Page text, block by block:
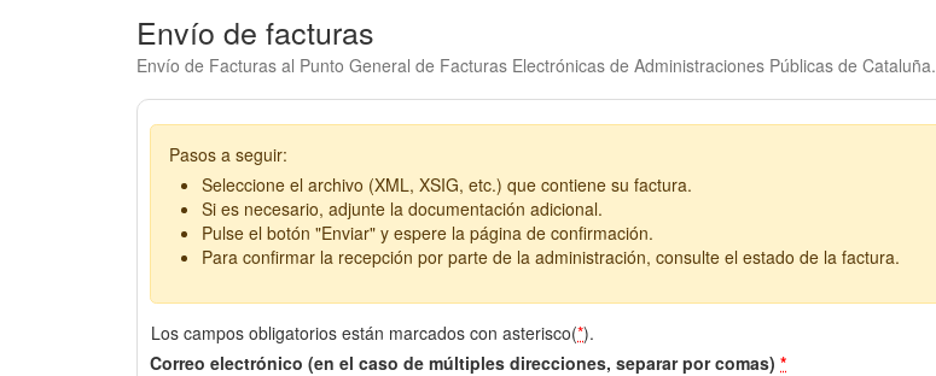
Envío de facturas
Envío de Facturas al Punto General de Facturas Electrónicas de Administraciones Públicas de Cataluña.
Pasos a seguir:
Seleccione el archivo (XML, XSIG, etc.) que contiene su factura.
Si es necesario, adjunte la documentación adicional.
Pulse el botón "Enviar" y espere la página de confirmación.
Para confirmar la recepción por parte de la administración, consulte el estado de la factura.
Los campos obligatorios están marcados con asterisco(*).
Correo electrónico (en el caso de múltiples direcciones, separar por comas) *